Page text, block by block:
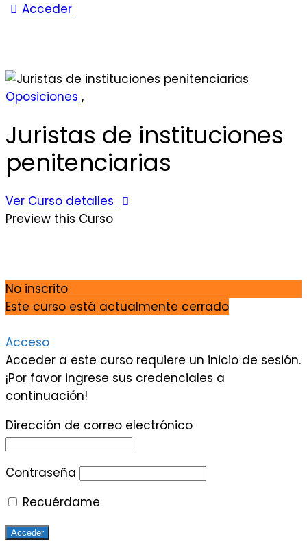
Acceder
Oposiciones ,
Juristas de instituciones
penitenciarias
Ver Curso detalles
Preview this Curso
No inscrito
Este curso está actualmente cerrado
Acceso
Acceder a este curso requiere un inicio de sesión.
¡Por favor ingrese sus credenciales a
continuación!
Dirección de correo electrónico
Contraseña
Recuérdame